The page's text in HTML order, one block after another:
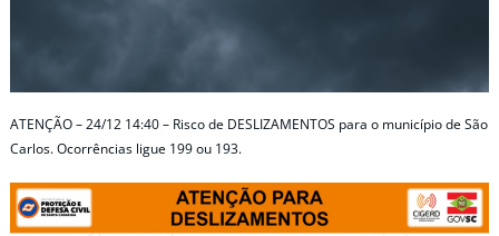
ATENÇÃO – 24/12 14:40 – Risco de DESLIZAMENTOS para o município de São
Carlos. Ocorrências ligue 199 ou 193.